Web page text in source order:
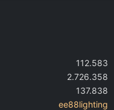
112.583
2.726.358
137.838
ee88lighting